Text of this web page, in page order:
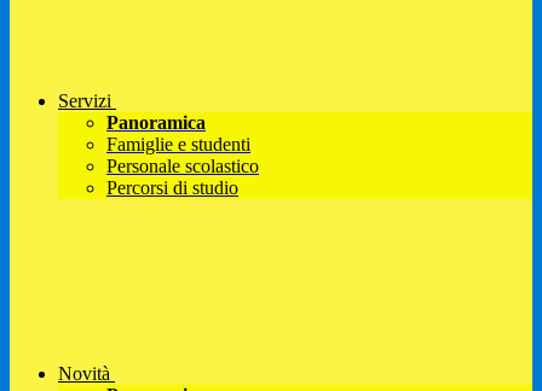
Servizi
Panoramica
Famiglie e studenti
Personale scolastico
Percorsi di studio
Novità